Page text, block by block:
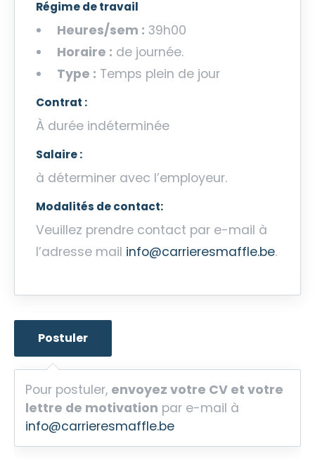
Régime de travail
Heures/sem : 39h00
Horaire : de journée.
Type : Temps plein de jour
Contrat :
À durée indéterminée
Salaire :
à déterminer avec l’employeur.
Modalités de contact:
Veuillez prendre contact par e-mail à
l’adresse mail info@carrieresmaffle.be.
Pour postuler, envoyez votre CV et votre
lettre de motivation par e-mail à
info@carrieresmaffle.be